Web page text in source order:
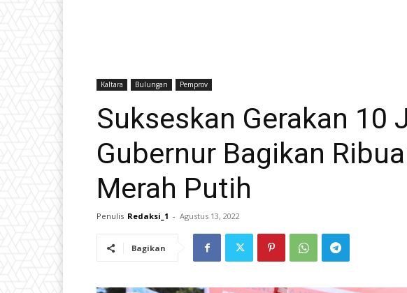
Kaltara Bulungan Pemprov
Sukseskan Gerakan 10
Gubernur Bagikan
Merah Putih
Penulis Redaksi_1 - Agustus 13, 2022
Bagikan